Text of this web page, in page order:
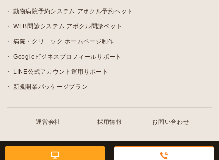
動物病院予約システム アポクル予約ペット
WEB問診システム アポクル問診ペット
病院・クリニック ホームページ制作
Googleビジネスプロフィールサポート
LINE公式アカウント運用サポート
新規開業パッケージプラン
運営会社 採用情報 お問い合わせ